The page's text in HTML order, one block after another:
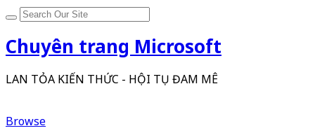
Chuyên trang Microsoft
LAN TỎA KIẾN THỨC - HỘI TỤ ĐAM MÊ
Browse